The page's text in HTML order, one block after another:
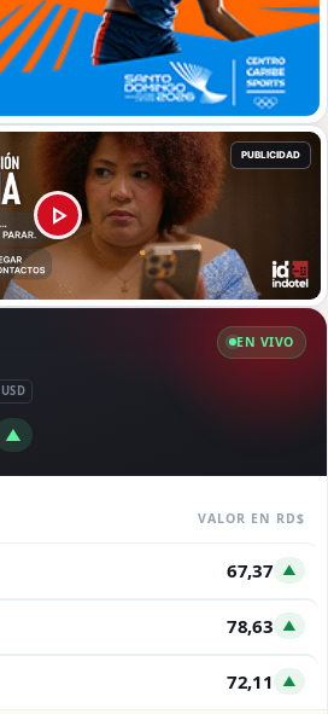
EN VIVO
USD
▲
VALOR EN RD$
67,37 ▲
78,63 ▲
72,11 ▲